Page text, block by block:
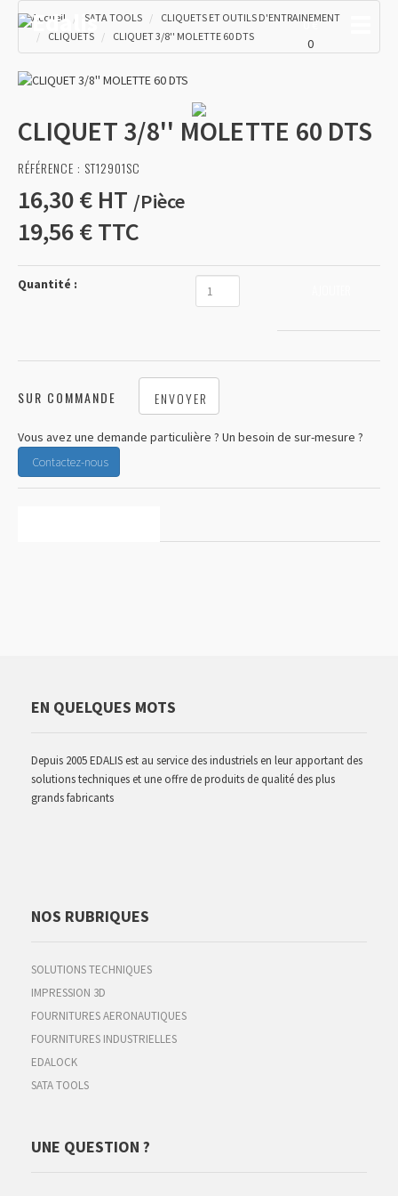
0 €
0
Accueil SATA TOOLS
CLIQUETS ET OUTILS D'ENTRAINEMENT
CLIQUETS
CLIQUET 3/8'' MOLETTE 60 DTS
CLIQUET 3/8'' MOLETTE 60 DTS
RÉFÉRENCE : ST12901SC
16,30 € HT /Pièce
19,56 €TTC
Quantité :
SUR COMMANDE ENVOYER
Vous avez une demande particulière ? Un besoin de sur-mesure ?
Contactez-nous
EN QUELQUES MOTS
Depuis 2005 EDALIS est au service des industriels en leur apportant des
solutions techniques et une offre de produits de qualité des plus
grands fabricants
NOS RUBRIQUES
SOLUTIONS TECHNIQUES
IMPRESSION 3D
FOURNITURES AERONAUTIQUES
FOURNITURES INDUSTRIELLES
EDALOCK
SATA TOOLS
UNE QUESTION ?